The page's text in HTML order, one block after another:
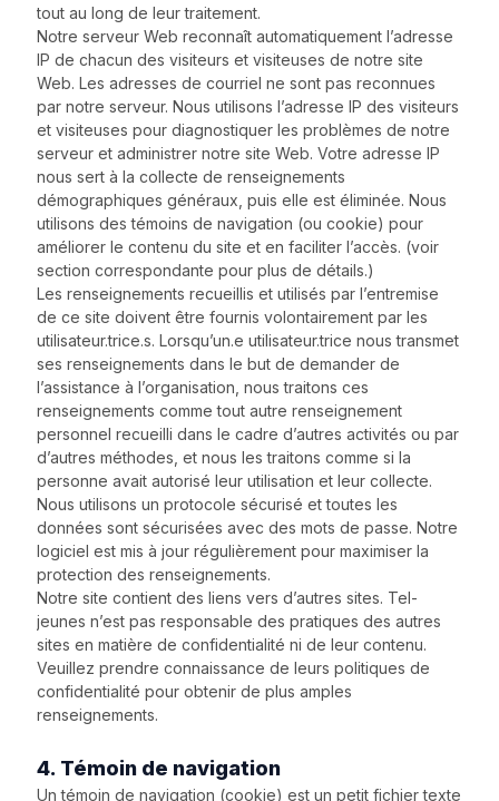
tout au long de leur traitement.
Notre serveur Web reconnaît automatiquement l’adresse
IP de chacun des visiteurs et visiteuses de notre site
Web. Les adresses de courriel ne sont pas reconnues
par notre serveur. Nous utilisons l’adresse IP des visiteurs
et visiteuses pour diagnostiquer les problèmes de notre
serveur et administrer notre site Web. Votre adresse IP
nous sert à la collecte de renseignements
démographiques généraux, puis elle est éliminée. Nous
utilisons des témoins de navigation (ou cookie) pour
améliorer le contenu du site et en faciliter l’accès. (voir
section correspondante pour plus de détails.)
Les renseignements recueillis et utilisés par l’entremise
de ce site doivent être fournis volontairement par les
utilisateur.trice.s. Lorsqu’un.e utilisateur.trice nous transmet
ses renseignements dans le but de demander de
l’assistance à l’organisation, nous traitons ces
renseignements comme tout autre renseignement
personnel recueilli dans le cadre d’autres activités ou par
d’autres méthodes, et nous les traitons comme si la
personne avait autorisé leur utilisation et leur collecte.
Nous utilisons un protocole sécurisé et toutes les
données sont sécurisées avec des mots de passe. Notre
logiciel est mis à jour régulièrement pour maximiser la
protection des renseignements.
Notre site contient des liens vers d’autres sites. Tel-
jeunes n’est pas responsable des pratiques des autres
sites en matière de confidentialité ni de leur contenu.
Veuillez prendre connaissance de leurs politiques de
confidentialité pour obtenir de plus amples
renseignements.
4. Témoin de navigation
Un témoin de navigation (cookie) est un petit fichier texte